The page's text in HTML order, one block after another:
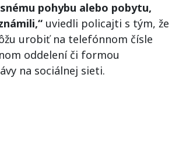
pohybu alebo pobytu,
uviedli policajti s tým, že
urobiť na telefónnom čísle
oddelení či formou
na sociálnej sieti.